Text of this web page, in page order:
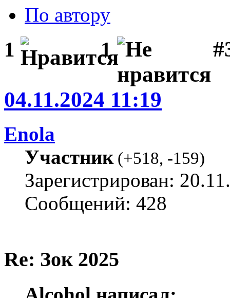
По автору
1 1
04.11.2024 11:19
Enola
Участник(+518, -159)
Зарегистрирован:
Сообщений: 428
Re: Зок 2025